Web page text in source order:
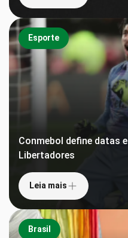
Esporte
Conmebol define datas
Libertadores
Leia mais
Brasil